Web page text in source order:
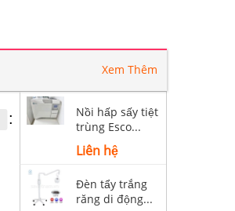
Xem Thêm
:
Nồi hấp sấy tiệt
trùng Esco...
Liên hệ
Đèn tẩy trắng
răng di động...